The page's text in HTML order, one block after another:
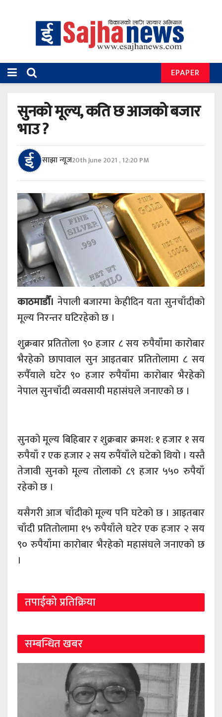
EPAPER
सुनको मूल्य, कति छ आजको बजार
भाउ ?
साझा न्यूज20th June 2021 , 12:20 PM
काठमाडौँ। नेपाली बजारमा केहीदिन यता सुनचाँदीको
मूल्य निरन्तर घटिरहेको छ ।
शुक्रबार प्रतितोला ९० हजार ८ सय रुपैयाँमा कारोबार
भैरहेको छापावाल सुन आइतबार प्रतितोलामा ८ सय
रुपैँयाले घटेर ९० हजार रुपैयाँमा कारोबार भैरहेको
नेपाल सुनचाँदी व्यवसायी महासंघले जनाएको छ ।
सुनको मूल्य बिहिबार र शुक्रबार क्रमश: १ हजार १ सय
रुपैयाँ र एक हजार २ सय रुपैंयाँले घटेको थियो । यस्तै
तेजावी सुनको मूल्य तोलाको ८९ हजार ५५० रुपैयाँ
रहेको छ ।
यसैगरी आज चाँदीको मूल्य पनि घटेको छ । आइतबार
चाँदी प्रतितोलामा १५ रुपैयाँले घटेर एक हजार २ सय
९० रुपैयाँमा कारोबार भैरहेको महासंघले जनाएको छ
।
तपाईको प्रतिक्रिया
सम्बन्धित खबर